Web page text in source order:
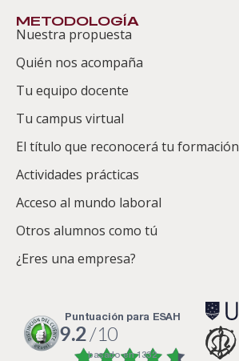
METODOLOGÍA
Nuestra propuesta
Quién nos acompaña
Tu equipo docente
Tu campus virtual
El título que reconocerá tu formación
Actividades prácticas
Acceso al mundo laboral
Otros alumnos como tú
¿Eres una empresa?
puntuación para ESAH
9.2/10
basado en1332